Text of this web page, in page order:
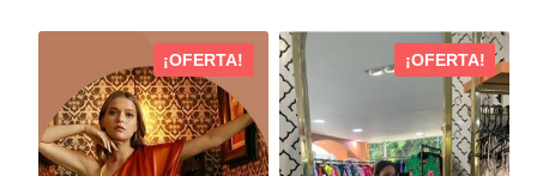
¡OFERTA!
PRODUCTO
TIENE
MÚLTIPLES
VARIANTES.
¡OFERTA!
ESTE
PRODUCTO
TIENE
MÚLTIPLES
VARIANTES.